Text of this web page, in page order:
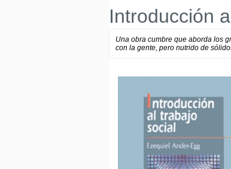
Introducción
Una obra cumbre que aborda los
con la gente, pero nutrido de